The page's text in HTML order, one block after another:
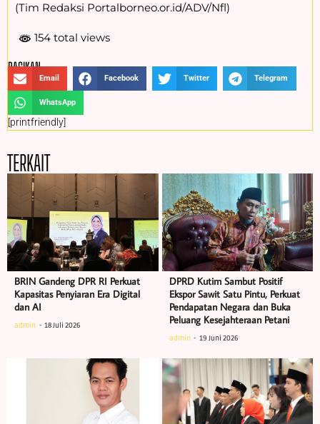
(Tim Redaksi Portalborneo.or.id/ADV/Nfl)
154 total views
BAGIKAN :
Email Facebook Twitter Telegram
WhatsApp
[printfriendly]
TERKAIT
BRIN Gandeng DPR RI Perkuat
Kapasitas Penyiaran Era Digital
dan AI
admin 18 Juli 2026
DPRD Kutim Sambut Positif
Ekspor Sawit Satu Pintu, Perkuat
Pendapatan Negara dan Buka
Peluang Kesejahteraan Petani
admin 19 Juni 2026